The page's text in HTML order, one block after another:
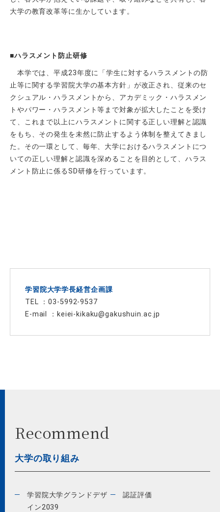
大学の教育改革等に生かしています。
■ハラスメント防止研修
本学では、平成23年度に「学生に対するハラスメントの防
止等に関する学習院大学の基本方針」が改正され、従来のセ
クシュアル・ハラスメントから、アカデミック・ハラスメン
トやパワー・ハラスメント等まで対象が拡大したことを受け
て、これまで以上にハラスメントに関する正しい理解と認識
をもち、その発生を未然に防止するよう体制を整えてきまし
た。その一環として、毎年、大学におけるハラスメントにつ
いての正しい理解と認識を深めることを目的として、ハラス
メント防止に係るSD研修を行っています。
学習院大学学長経営企画課
TEL ：03-5992-9537
E-mail ： keiei-kikaku@gakushuin.ac.jp
Recommend
大学の取り組み
学習院大学グランドデザ
イン2039
認証評価